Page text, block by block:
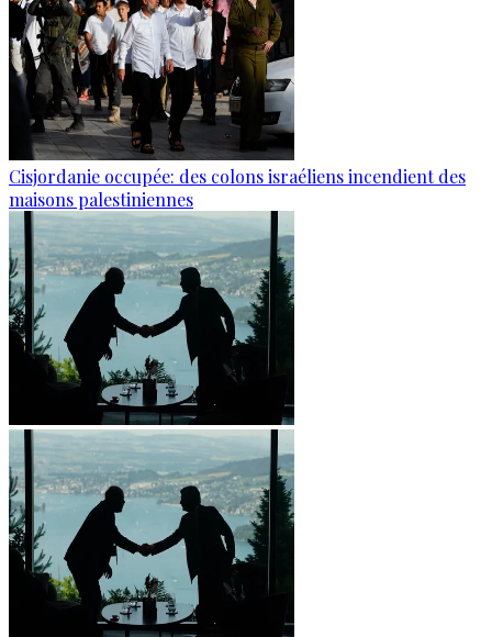
Cisjordanie occupée: des colons israéliens incendient des
maisons palestiniennes